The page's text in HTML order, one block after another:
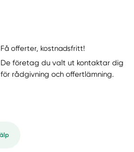
Få offerter, kostnadsfritt!
De företag du valt ut kontaktar dig
för rådgivning och offertlämning.